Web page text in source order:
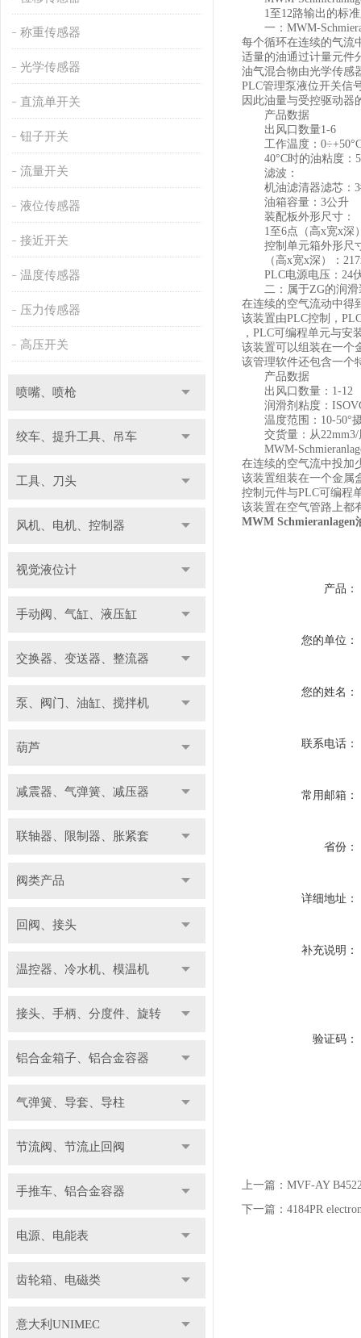
称重传感器
光学传感器
直流单开关
钮子开关
流量开关
液位传感器
接近开关
温度传感器
压力传感器
高压开关
喷嘴、喷枪
绞车、提升工具、吊车
工具、刀头
风机、电机、控制器
视觉液位计
手动阀、气缸、液压缸
交换器、变送器、整流器
泵、阀门、油缸、搅拌机
葫芦
减震器、气弹簧、减压器
联轴器、限制器、胀紧套
阀类产品
回阀、接头
温控器、冷水机、模温机
接头、手柄、分度件、旋转
铝合金箱子、铝合金容器
气弹簧、导套、导柱
节流阀、节流止回阀
手推车、铝合金容器
电源、电能表
齿轮箱、电磁类
意大利UNIMEC
1至12路输出的标准
一：MWM-
每个循环在连续的气流
适量的油通过计量元件
油气混合物由光学传感
PLC管理泵液位开关信
因此油量与受控驱动器
产品数据
出风口数量1-6
工作温度：
40°C时的油粘度：
滤波：
机油滤清器滤芯：3
油箱容量：3公升
装配板外形尺寸：
1至6点（高x宽x深）
控制单元箱外形尺
（高x宽x深）：
PLC电源电压：24
二：属于ZG的润滑
在连续的空气流动中得
该装置由PLC控制，
，PLC可编程单元与安
该装置可以组装在一个
该管理软件还包含一个
产品数据
出风口数量：1-12
润滑剂粘度：ISOVG
温度范围：10-50°
交货量：从22mm3/
MWM-
在连续的空气流中投加
该装置组装在一个金属
控制元件与PLC可编程
该装置在空气管路上都
MWM Schmieranlagen
产品：
您的单位：
您的姓名：
联系电话：
常用邮箱：
省份：
详细地址：
补充说明：
验证码：
上一篇： MVF-AY
下一篇： 4184PR